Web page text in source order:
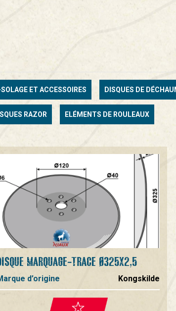
ET ACCESSOIRES DISQUES DE
RAZOR ELÉMENTS DE ROULEAUX
MARQUAGE-TRACE Ø325X2,5
d’origine Kongskilde